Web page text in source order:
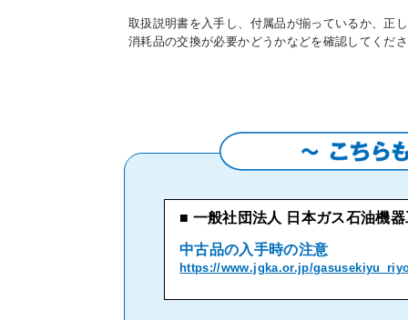
取扱説明書を入手し、付属品が揃っているか、正
消耗品の交換が必要かどうかなどを確認してくだ
■ 一般社団法人 日本ガス石油機
中古品の入手時の注意
https://www.jgka.or.jp/